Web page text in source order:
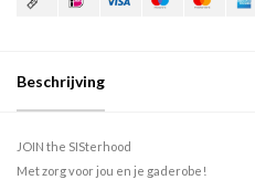
Beschrijving
JOIN the SISterhood
Met zorg voor jou en je gaderobe!